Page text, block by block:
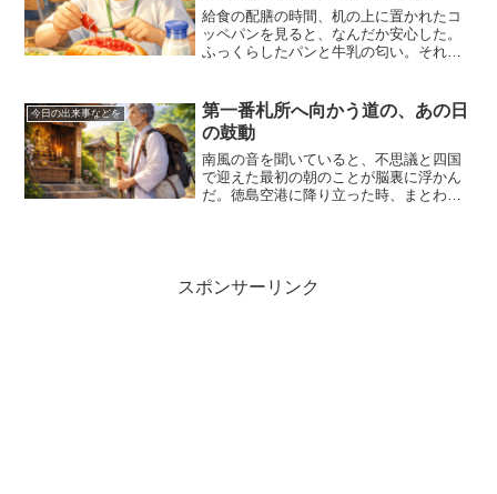
給食の配膳の時間、机の上に置かれたコ
ッペパンを見ると、なんだか安心した。
ふっくらしたパンと牛乳の匂い。それだ
とってちょっとした技術が必要だった。
強く押すと飛び出すし、弱...
今日の出来事などを
第一番札所へ向かう道の、あの日
の鼓動
南風の音を聞いていると、不思議と四国
で迎えた最初の朝のことが脳裏に浮かん
だ。徳島空港に降り立った時、まとわり
スポンサーリンク